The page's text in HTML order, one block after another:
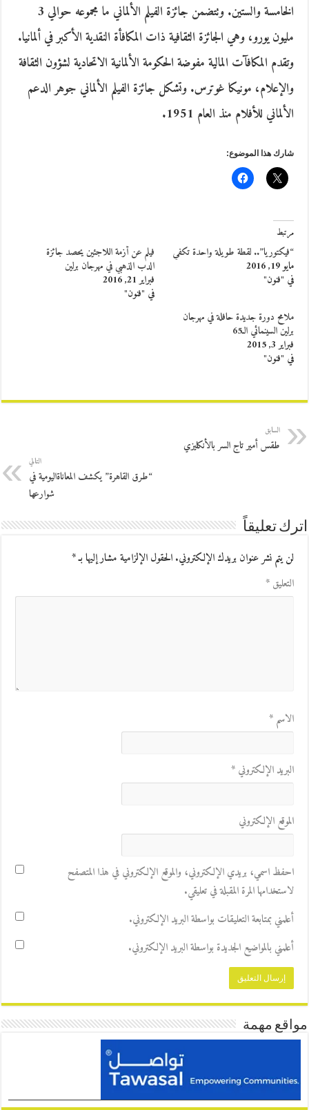
الخامسة والستين. وتتضمن جائزة الفيلم الألماني ما مجموعه حوالي 3
مليون يورو، وهي الجائزة الثقافية ذات المكافأة النقدية الأكبر في ألمانيا.
وتقدم المكافآت المالية مفوضة الحكومة الألمانية الاتحادية لشؤون الثقافة
والإعلام، مونيكا غوترس. وتشكل جائزة الفيلم الألماني جوهر الدعم
الألماني للأفلام منذ العام 1951.
شارك هذا الموضوع:
مرتبط
“فيكتوريا”.. لقطة طويلة واحدة تكفي
مايو 19, 2016
في "فنون"
فيلم عن أزمة اللاجئين يحصد جائزة
الدب الذهبي في مهرجان برلين
فبراير 21, 2016
في "فنون"
ملامح دورة جديدة حافلة في مهرجان
برلين السينمائي الـ65
فبراير 3, 2015
في "فنون"
السابق
طقس أمير تاج السر بالأنكليزي
التالي
“طرق القاهرة” يكشف المعاناةاليومية في
شوارعها
اترك تعليقاً
لن يتم نشر عنوان بريدك الإلكتروني.الحقول الإلزامية مشار إليها بـ*
التعليق*
الاسم*
البريد الإلكتروني*
الموقع الإلكتروني
احفظ اسمي، بريدي الإلكتروني، والموقع الإلكتروني في هذا المتصفح
لاستخدامها المرة المقبلة في تعليقي.
أعلمني بمتابعة التعليقات بواسطة البريد الإلكتروني.
أعلمني بالمواضيع الجديدة بواسطة البريد الإلكتروني.
مواقع مهمة